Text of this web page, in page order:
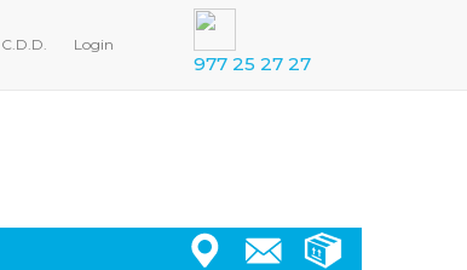
C.D.D. Login
977 25 27 27